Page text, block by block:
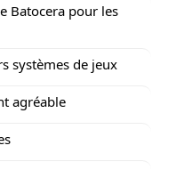
Batocera pour les
systèmes de jeux
agréable